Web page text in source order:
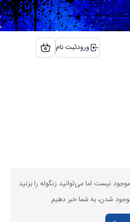
ورودثبت نام
موجود نیست اما می‌توانید زنگوله را بزنید
شدن، به شما خبر دهیم.